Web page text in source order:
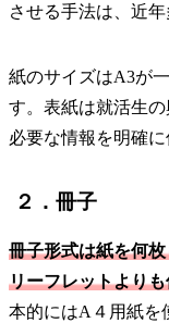
させる手法は、近
紙のサイズはA3が
す。表紙は就活生
必要な情報を明確
２．冊子
冊子形式は紙を何
リーフレットより
本的にはA４用紙を